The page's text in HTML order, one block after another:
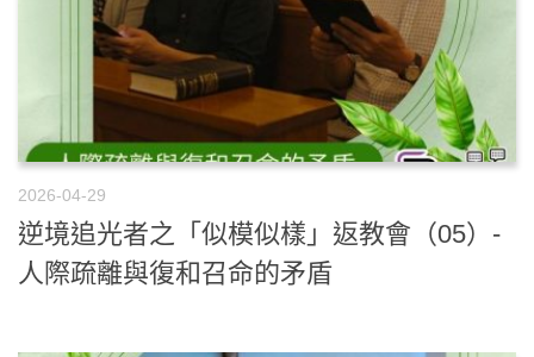
2026-04-29
逆境追光者之「似模似樣」返教會（05）-
人際疏離與復和召命的矛盾